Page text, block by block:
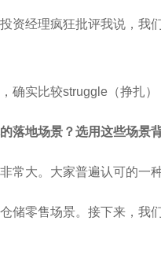
资经理疯狂批评我说，我
确实比较struggle（挣扎
落地场景？选用这些场景
常大。大家普遍认可的一
储零售场景。接下来，